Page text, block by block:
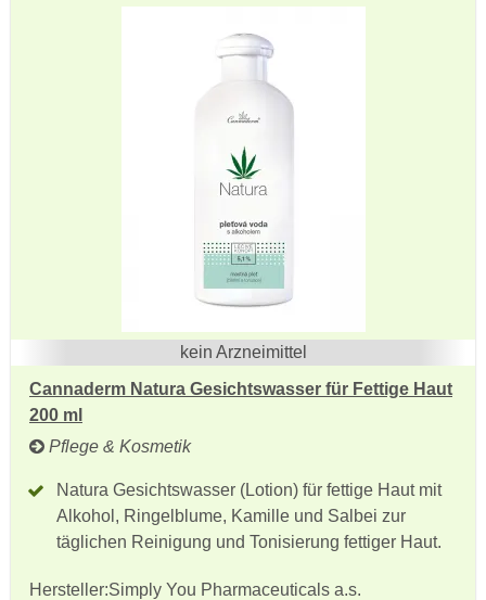
kein Arzneimittel
Cannaderm Natura Gesichtswasser für Fettige Haut
200 ml
Pflege & Kosmetik
Natura Gesichtswasser (Lotion) für fettige Haut mit
Alkohol, Ringelblume, Kamille und Salbei zur
täglichen Reinigung und Tonisierung fettiger Haut.
Hersteller:Simply You Pharmaceuticals a.s.